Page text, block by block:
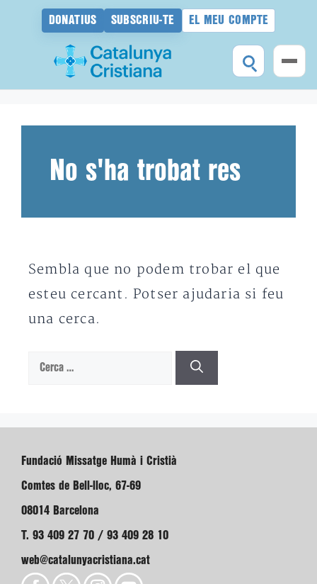
DONATIUS SUBSCRIU-TE EL MEU COMPTE
No s'ha trobat res
Sembla que no podem trobar el que
esteu cercant. Potser ajudaria si feu
una cerca.
Cerca:
Fundació Missatge Humà i Cristià
Comtes de Bell-lloc, 67-69
08014 Barcelona
T. 93 409 27 70 / 93 409 28 10
web@catalunyacristiana.cat